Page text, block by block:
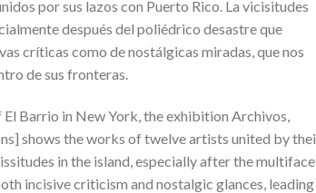
por sus lazos con Puerto Rico. La vicisitudes
después del poliédrico desastre que
críticas como de nostálgicas miradas, que nos
de sus fronteras.
Barrio in New York, the exhibition Archivos,
shows the works of twelve artists united by
in the island, especially after the
incisive criticism and nostalgic glances, leading